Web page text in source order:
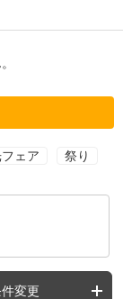
ェア 祭り
変更